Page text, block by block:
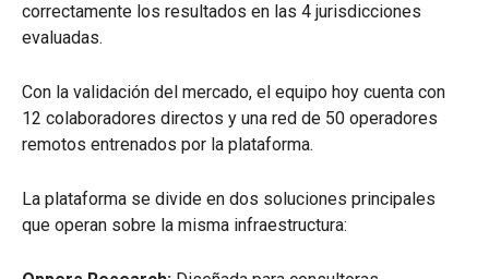
correctamente los resultados en las 4 jurisdicciones
evaluadas.
Con la validación del mercado, el equipo hoy cuenta con
12 colaboradores directos y una red de 50 operadores
remotos entrenados por la plataforma.
La plataforma se divide en dos soluciones principales
que operan sobre la misma infraestructura: